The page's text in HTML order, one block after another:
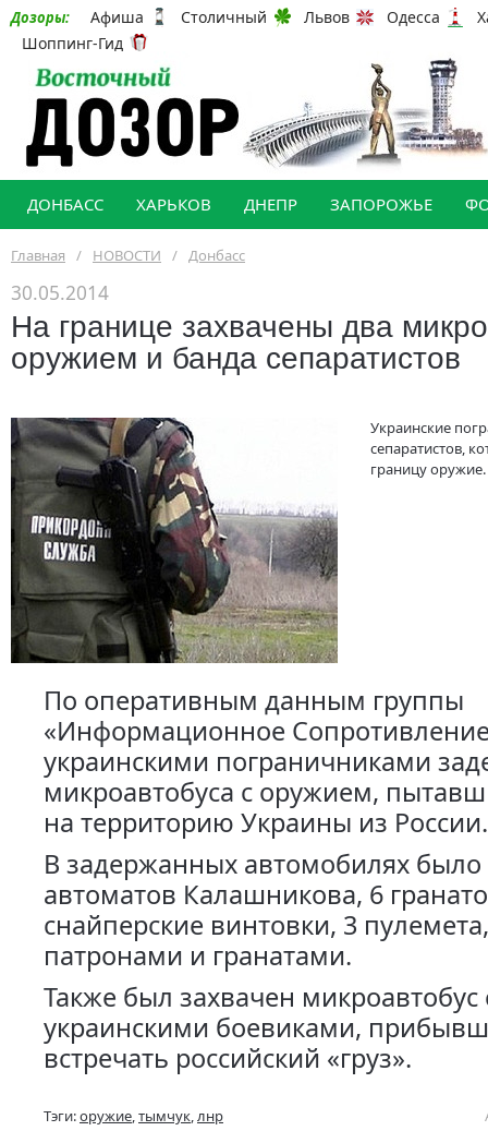
Дозоры: Афиша Столичный Львов Одесса
Шоппинг-Гид
ДОНБАСС ХАРЬКОВ ДНЕПР ЗАПОРОЖЬЕ
Главная / НОВОСТИ / Донбасс
30.05.2014
На границе захвачены два
оружием и банда сепаратистов
Украинские
сепаратистов,
границу оружие.
По оперативным данным группы
«Информационное
украинскими пограничниками
микроавтобуса с оружием,
на территорию Украины из России.
В задержанных автомобилях
автоматов Калашникова, 6
снайперские винтовки, 3
патронами и гранатами.
Также был захвачен микроавтобус
украинскими боевиками,
встречать российский «груз».
Тэги:оружие,тымчук,лнр